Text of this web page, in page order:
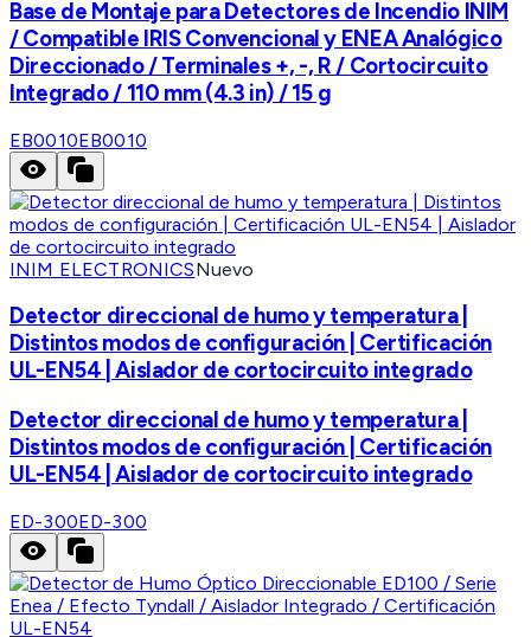
Base de Montaje para Detectores de Incendio INIM
/ Compatible IRIS Convencional y ENEA Analógico
Direccionado / Terminales +, -, R / Cortocircuito
Integrado / 110 mm (4.3 in) / 15 g
EB0010EB0010
INIM ELECTRONICSNuevo
Detector direccional de humo y temperatura |
Distintos modos de configuración | Certificación
UL-EN54 | Aislador de cortocircuito integrado
Detector direccional de humo y temperatura |
Distintos modos de configuración | Certificación
UL-EN54 | Aislador de cortocircuito integrado
ED-300ED-300